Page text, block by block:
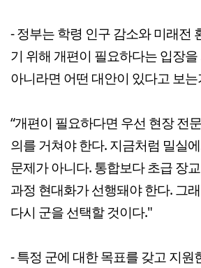
- 정부는 학령 인구 감소와 미래전
기 위해 개편이 필요하다는 입장
아니라면 어떤 대안이 있다고 보는
“개편이 필요하다면 우선 현장 전
의를 거쳐야 한다. 지금처럼 밀실
문제가 아니다. 통합보다 초급 장
과정 현대화가 선행돼야 한다. 그
다시 군을 선택할 것이다."
- 특정 군에 대한 목표를 갖고 지원